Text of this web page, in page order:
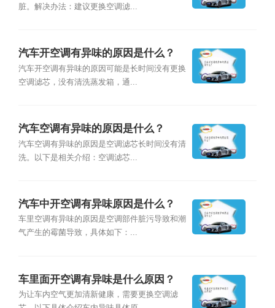
脏。解决办法：建议更换空调滤...
汽车开空调有异味的原因是什么？
汽车开空调有异味的原因可能是长时间没有更换
空调滤芯，没有清洗蒸发箱，通...
汽车空调有异味的原因是什么？
汽车空调有异味的原因是空调滤芯长时间没有清
洗。以下是相关介绍：空调滤芯...
汽车中开空调有异味原因是什么？
车里空调有异味的原因是空调部件脏污导致和潮
气产生的霉菌导致，具体如下：...
车里面开空调有异味是什么原因？
为让车内空气更加清新健康，需要更换空调滤